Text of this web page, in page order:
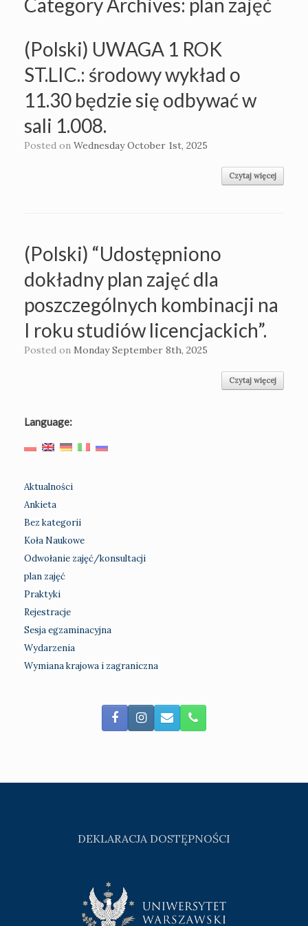
Category Archives: plan zajęć
(Polski) UWAGA 1 ROK
ST.LIC.: środowy wykład o
11.30 będzie się odbywać w
sali 1.008.
Posted on Wednesday October 1st, 2025
Czytaj więcej
(Polski) “Udostępniono
dokładny plan zajęć dla
poszczególnych kombinacji na
I roku studiów licencjackich”.
Posted on Monday September 8th, 2025
Czytaj więcej
Language:
Aktualności
Ankieta
Bez kategorii
Koła Naukowe
Odwołanie zajęć/konsultacji
plan zajęć
Praktyki
Rejestracje
Sesja egzaminacyjna
Wydarzenia
Wymiana krajowa i zagraniczna
DEKLARACJA DOSTĘPNOŚCI